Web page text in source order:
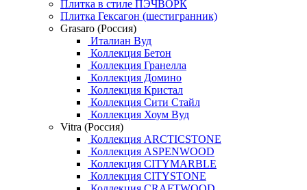
Плитка в стиле ПЭЧВОРК
Плитка Гексагон (шестигранник)
Grasaro (Россия)
Италиан Вуд
Коллекция Бетон
Коллекция Гранелла
Коллекция Домино
Коллекция Кристал
Коллекция Сити Стайл
Коллекция Хоум Вуд
Vitra (Россия)
Коллекция ARCTICSTONE
Коллекция ASPENWOOD
Коллекция CITYMARBLE
Коллекция CITYSTONE